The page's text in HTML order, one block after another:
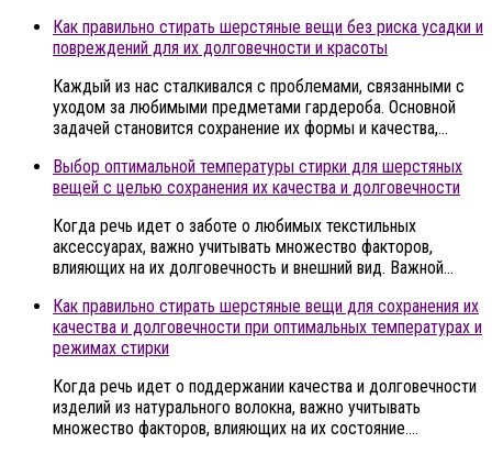
Как правильно стирать шерстяные вещи без риска усадки и
повреждений для их долговечности и красоты
Каждый из нас сталкивался с проблемами, связанными с
уходом за любимыми предметами гардероба. Основной
задачей становится сохранение их формы и качества,…
Выбор оптимальной температуры стирки для шерстяных
вещей с целью сохранения их качества и долговечности
Когда речь идет о заботе о любимых текстильных
аксессуарах, важно учитывать множество факторов,
влияющих на их долговечность и внешний вид. Важной…
Как правильно стирать шерстяные вещи для сохранения их
качества и долговечности при оптимальных температурах и
режимах стирки
Когда речь идет о поддержании качества и долговечности
изделий из натурального волокна, важно учитывать
множество факторов, влияющих на их состояние….